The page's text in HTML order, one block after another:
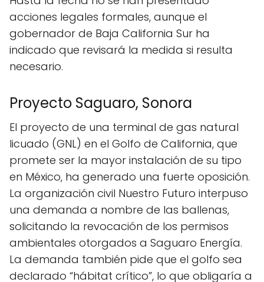
acciones legales formales, aunque el
gobernador de Baja California Sur ha
indicado que revisará la medida si resulta
necesario.
Proyecto Saguaro, Sonora
El proyecto de una terminal de gas natural
licuado (GNL) en el Golfo de California, que
promete ser la mayor instalación de su tipo
en México, ha generado una fuerte oposición.
La organización civil Nuestro Futuro interpuso
una demanda a nombre de las ballenas,
solicitando la revocación de los permisos
ambientales otorgados a Saguaro Energía.
La demanda también pide que el golfo sea
declarado “hábitat crítico”, lo que obligaría a